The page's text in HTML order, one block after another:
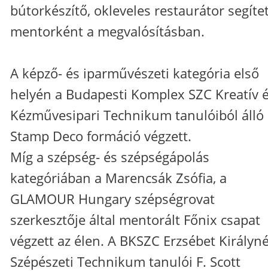
bútorkészítő, okleveles restaurátor
mentorként a megvalósításban.
A képző- és iparművészeti kategória első
helyén a Budapesti Komplex SZC Kreatív
Kézművesipari Technikum tanulóiból álló
Stamp Deco formáció végzett.
Míg a szépség- és szépségápolás
kategóriában a Marencsák Zsófia, a
GLAMOUR Hungary szépségrovat
szerkesztője által mentorált Főnix csapat
végzett az élen. A BKSZC Erzsébet
Szépészeti Technikum tanulói F. Scott